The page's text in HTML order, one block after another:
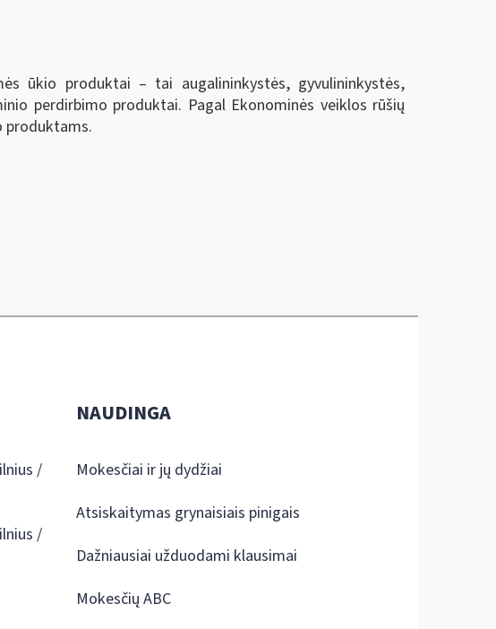
ūkio produktai – tai augalininkystės, gyvulininkystės,
perdirbimo produktai. Pagal Ekonominės veiklos rūšių
produktams.
/
/
NAUDINGA
Mokesčiai ir jų dydžiai
Atsiskaitymas grynaisiais pinigais
Dažniausiai užduodami klausimai
Mokesčių ABC